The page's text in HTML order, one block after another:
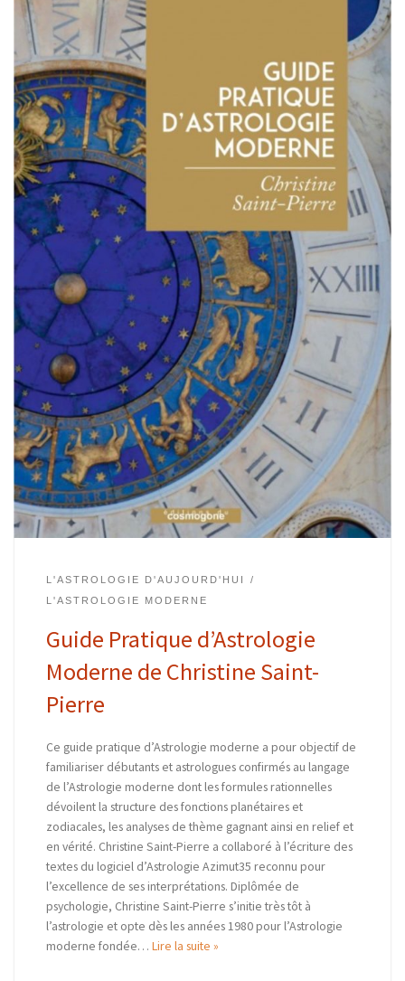
L'ASTROLOGIE D'AUJOURD'HUI
L'ASTROLOGIE MODERNE
Guide Pratique d’Astrologie
Moderne de Christine Saint-
Pierre
Ce guide pratique d’Astrologie moderne a pour objectif de
familiariser débutants et astrologues confirmés au langage
de l’Astrologie moderne dont les formules rationnelles
dévoilent la structure des fonctions planétaires et
zodiacales, les analyses de thème gagnant ainsi en relief et
en vérité. Christine Saint-Pierre a collaboré à l’écriture des
textes du logiciel d’Astrologie Azimut35 reconnu pour
l’excellence de ses interprétations. Diplômée de
psychologie, Christine Saint-Pierre s’initie très tôt à
l’astrologie et opte dès les années 1980 pour l’Astrologie
moderne fondée… Lire la suite »